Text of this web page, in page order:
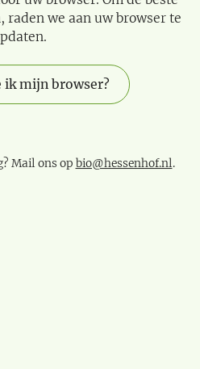
raden we aan uw browser te
ik mijn browser?
Mail ons op bio@hessenhof.nl.